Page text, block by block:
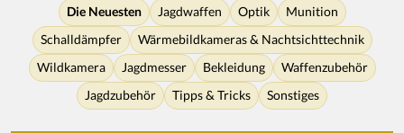
Die Neuesten Jagdwaffen Optik
Munition
Schalldämpfer
Wärmebildkameras & Nachtsichttechnik
Wildkamera
Jagdmesser Bekleidung
Waffenzubehör
Jagdzubehör
Tipps & Tricks Sonstiges